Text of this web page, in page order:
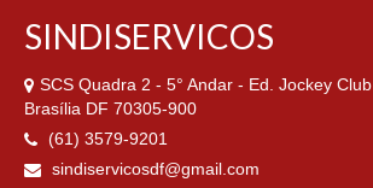
SINDISERVICOS
SCS Quadra 2 - 5° Andar - Ed. Jockey Club
Brasília DF 70305-900
(61) 3579-9201
sindiservicosdf@gmail.com